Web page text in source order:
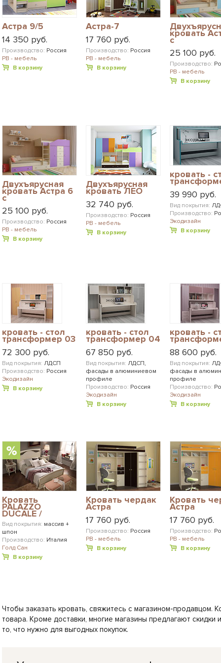
Астра 9/5
14 350 руб.
Производство: Россия
РВ - мебель
В корзину
Астра-7
17 760 руб.
Производство: Россия
РВ - мебель
В корзину
кровать
с
фасадами
25 100 руб.
Производство:
РВ - мебель
В корзину
Двухъярусная
кровать Астра 6
с
фасадами
25 100 руб.
Производство: Россия
РВ - мебель
В корзину
Двухъярусная
кровать ЛЕО
32 740 руб.
Производство: Россия
РВ - мебель
В корзину
кровать -
39 990 руб.
Вид покрытия:
Производство:
Экодизайн
В корзину
кровать - стол
трансформер 03
72 300 руб.
Вид покрытия: ЛДСП
Производство: Россия
Экодизайн
В корзину
кровать - стол
трансформер 04
67 850 руб.
Вид покрытия: ЛДСП,
фасады в алюминиевом
профиле
Производство: Россия
Экодизайн
В корзину
кровать -
88 600 руб.
Вид покрытия:
фасады в
профиле
Производство:
Экодизайн
В корзину
Кровать
PALAZZO
DUCALE /
ПАЛАЦЦО
ДЮКАЛЕ
Вид покрытия: массив +
шпон
Производство: Италия
Голд Сан
В корзину
Кровать чердак
Астра
17 760 руб.
Производство: Россия
РВ - мебель
В корзину
Кровать
Астра
17 760 руб.
Производство:
РВ - мебель
В корзину
Чтобы заказать кровать, свяжитесь с магазином-продавцом.
товара. Кроме доставки, многие магазины предлагают скидки
то, что нужно для выгодных покупок.